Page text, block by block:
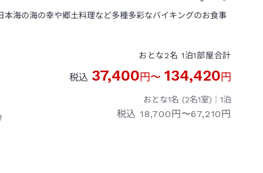
海の海の幸や郷土料理など多種多彩なバイキングのお食事
おとな2名 1泊1部屋合計
税込 37,400円〜 134,420円
おとな1名 (2名1室)｜ 1泊
税込 18,700円〜67,210円